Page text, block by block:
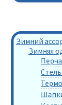
Зимний
Зимняя